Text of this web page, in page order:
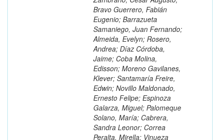
Bravo Guerrero, Fabián
Eugenio; Barrazueta
Samaniego, Juan Fernando;
Almeida, Evelyn; Rosero,
Andrea; Díaz Córdoba,
Jaime; Coba Molina,
Edisson; Moreno Gavilanes,
Klever; Santamaría Freire,
Edwin; Novillo Maldonado,
Ernesto Felipe; Espinoza
Galarza, Miguel; Palomeque
Solano, María; Cabrera,
Sandra Leonor; Correa
Peralta, Mirella; Vinueza